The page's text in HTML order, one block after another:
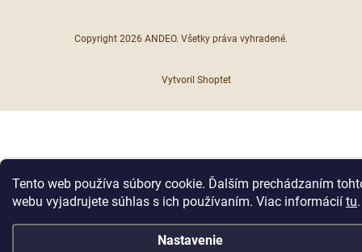
Tento web používa súbory cookie. Ďalším prechádzaním
webu vyjadrujete súhlas s ich používaním. Viac informácií tu.
Nastavenie
Vytvoril Shoptet
Copyright 2026 ANDEO. Všetky práva vyhradené.